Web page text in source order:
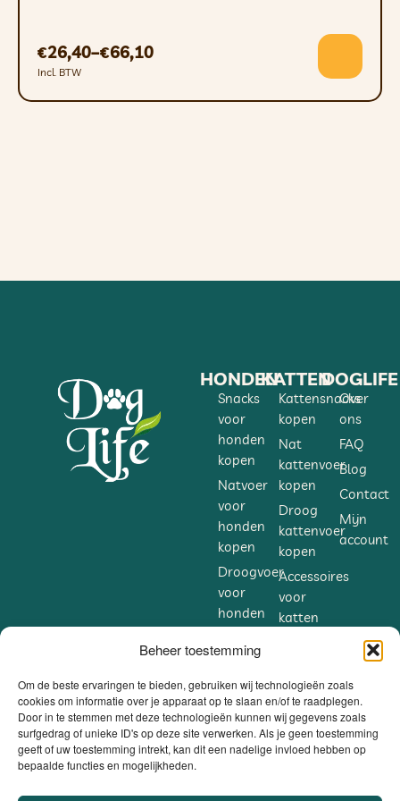
Beheer toestemming
Om de beste ervaringen te bieden, gebruiken wij technologieën zoals
cookies om informatie over je apparaat op te slaan en/of te raadplegen.
Door in te stemmen met deze technologieën kunnen wij gegevens zoals
surfgedrag of unieke ID's op deze site verwerken. Als je geen toestemming
geeft of uw toestemming intrekt, kan dit een nadelige invloed hebben op
bepaalde functies en mogelijkheden.
€26,40–€66,10
Incl. BTW
HONDEN
Snacks
voor
honden
kopen
Natvoer
voor
honden
kopen
Droogvoer
voor
honden
Accessoires
voor
honden
kopen
Supplementen
KATTEN
Kattensnacks
kopen
Nat
kattenvoer
kopen
Droog
kattenvoer
kopen
Accessoires
voor
katten
Supplementen
voor
katten
kopen
DOGLIFE
Over
ons
FAQ
Blog
Contact
Mijn
account